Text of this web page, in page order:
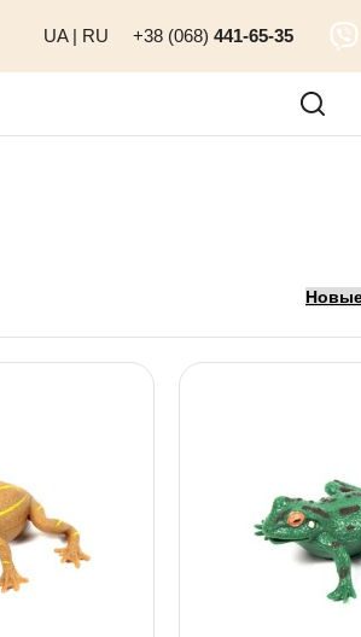
UA| RU +38 (068) 441-65-35